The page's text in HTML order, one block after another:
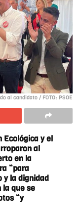
al candidato / FOTO: PSOE
Ecológica y el
al
en la
“para
y la dignidad
la que se
“y